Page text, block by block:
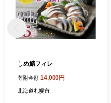
しめ鯖フィレ
寄附金額 14,000円
北海道札幌市